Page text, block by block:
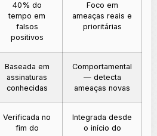
40% do
tempo em
falsos
positivos
Foco em
ameaças reais e
prioritárias
Baseada em
assinaturas
conhecidas
Comportamental
— detecta
ameaças novas
Verificada no
fim do
Integrada desde
o início do